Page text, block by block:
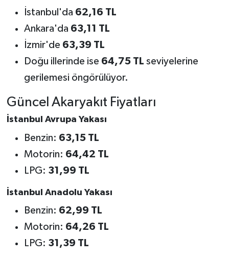
İstanbul'da 62,16 TL
Ankara'da 63,11 TL
İzmir'de 63,39 TL
Doğu illerinde ise 64,75 TL seviyelerine
gerilemesi öngörülüyor.
Güncel Akaryakıt Fiyatları
İstanbul Avrupa Yakası
Benzin: 63,15 TL
Motorin: 64,42 TL
LPG: 31,99 TL
İstanbul Anadolu Yakası
Benzin: 62,99 TL
Motorin: 64,26 TL
LPG: 31,39 TL